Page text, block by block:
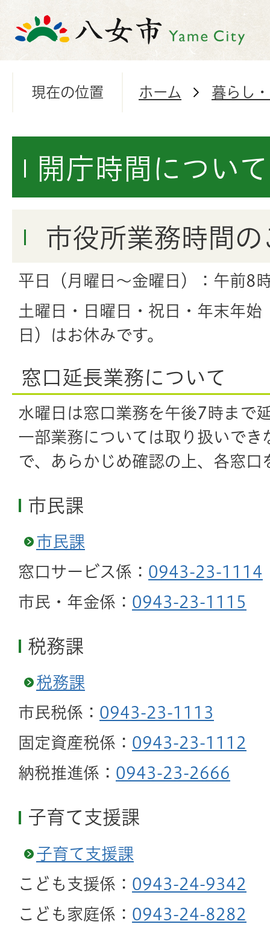
現在の位置 ホーム 暮らし
開庁時間について
市役所業務時間の
平日（月曜日～金曜日）：午前8
土曜日・日曜日・祝日・年末年
日）はお休みです。
窓口延長業務について
水曜日は窓口業務を午後7時まで
一部業務については取り扱いでき
で、あらかじめ確認の上、各窓口
市民課
市民課
窓口サービス係： 0943-23-1114
市民・年金係： 0943-23-1115
税務課
税務課
市民税係： 0943-23-1113
固定資産税係： 0943-23-1112
納税推進係： 0943-23-2666
子育て支援課
子育て支援課
こども支援係： 0943-24-9342
こども家庭係： 0943-24-8282